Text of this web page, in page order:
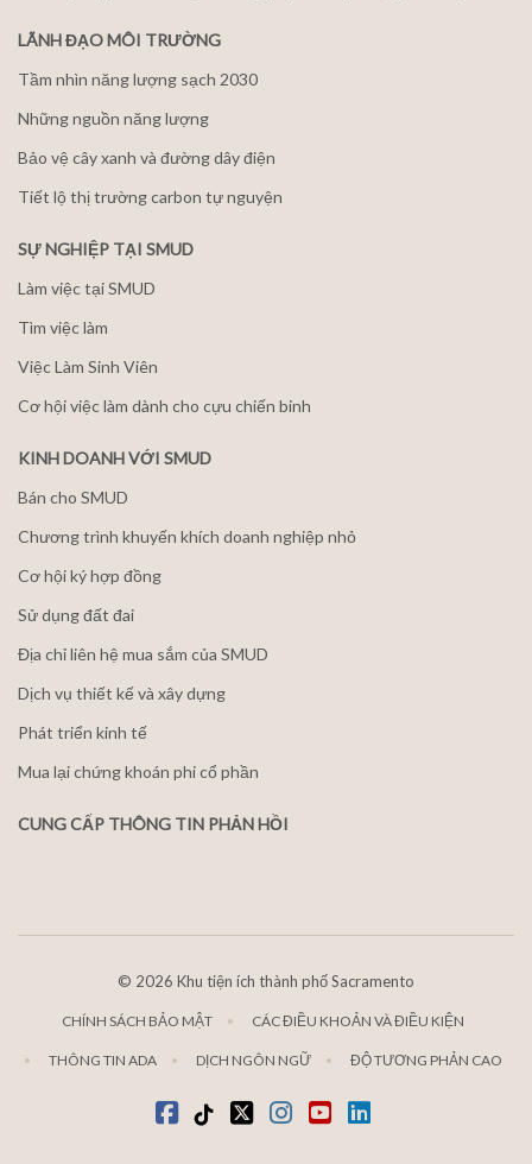
LÃNH ĐẠO MÔI TRƯỜNG
Tầm nhìn năng lượng sạch 2030
Những nguồn năng lượng
Bảo vệ cây xanh và đường dây điện
Tiết lộ thị trường carbon tự nguyện
SỰ NGHIỆP TẠI SMUD
Làm việc tại SMUD
Tìm việc làm
Việc Làm Sinh Viên
Cơ hội việc làm dành cho cựu chiến binh
KINH DOANH VỚI SMUD
Bán cho SMUD
Chương trình khuyến khích doanh nghiệp nhỏ
Cơ hội ký hợp đồng
Sử dụng đất đai
Địa chỉ liên hệ mua sắm của SMUD
Dịch vụ thiết kế và xây dựng
Phát triển kinh tế
Mua lại chứng khoán phi cổ phần
CUNG CẤP THÔNG TIN PHẢN HỒI
© 2026 Khu tiện ích thành phố Sacramento
CHÍNH SÁCH BẢO MẬT CÁC ĐIỀU KHOẢN VÀ ĐIỀU KIỆN
THÔNG TIN ADA DỊCH NGÔN NGỮ ĐỘ TƯƠNG PHẢN CAO
Facebook
TiktokTwitterInstagram
youtubeLinkedIn